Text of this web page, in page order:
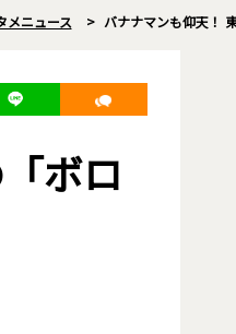
メニュース > バナナマンも仰天！
ボロ